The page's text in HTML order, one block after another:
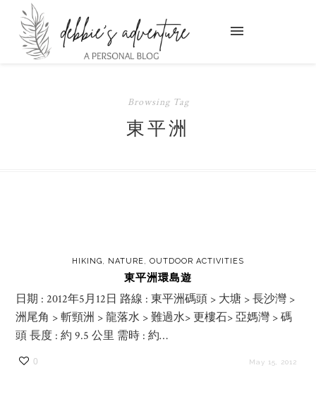
Browsing Tag
東平洲
HIKING, NATURE, OUTDOOR ACTIVITIES
東平洲環島遊
日期 : 2012年5月12日 路線 : 東平洲碼頭 > 大塘 > 長沙灣 >
洲尾角 > 斬頸洲 > 龍落水 > 難過水> 更樓石> 亞媽灣 > 碼
頭 長度 : 約 9.5 公里 需時 : 約…
0 May 15, 2012